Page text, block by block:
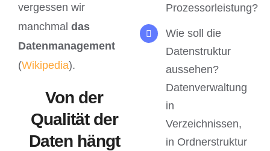
vergessen wir
manchmal das
Datenmanagement
(Wikipedia).
Von der
Qualität der
Daten hängt
Prozessorleistung?
Wie soll die
Datenstruktur
aussehen?
Datenverwaltung
in
Verzeichnissen,
in Ordnerstruktur